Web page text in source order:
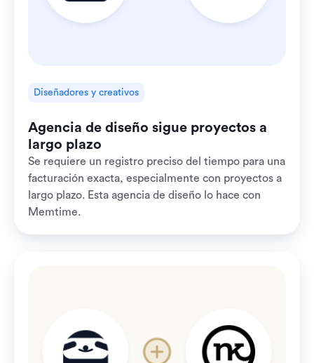
Diseñadores y creativos
Agencia de diseño sigue proyectos a
largo plazo
Se requiere un registro preciso del tiempo para una
facturación exacta, especialmente con proyectos a
largo plazo. Esta agencia de diseño lo hace con
Memtime.